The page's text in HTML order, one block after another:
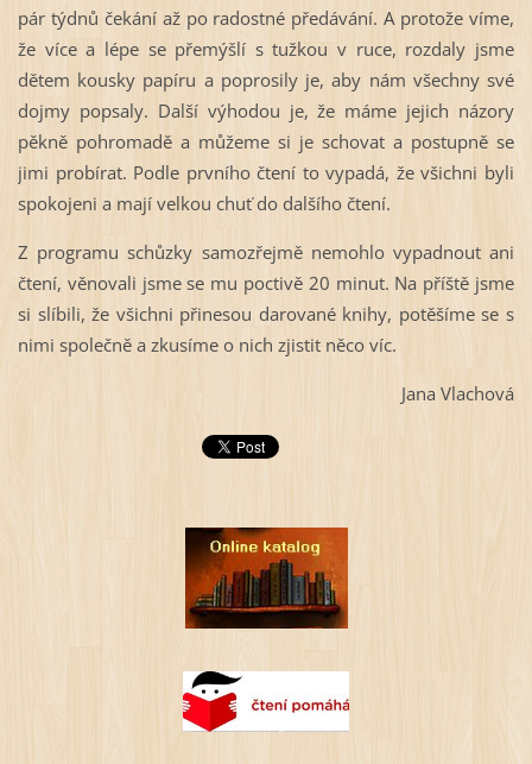
pár týdnů čekání až po radostné předávání. A protože víme,
že více a lépe se přemýšlí s tužkou v ruce, rozdaly jsme
dětem kousky papíru a poprosily je, aby nám všechny své
dojmy popsaly. Další výhodou je, že máme jejich názory
pěkně pohromadě a můžeme si je schovat a postupně se
jimi probírat. Podle prvního čtení to vypadá, že všichni byli
spokojeni a mají velkou chuť do dalšího čtení.
Z programu schůzky samozřejmě nemohlo vypadnout ani
čtení, věnovali jsme se mu poctivě 20 minut. Na příště jsme
si slíbili, že všichni přinesou darované knihy, potěšíme se s
nimi společně a zkusíme o nich zjistit něco víc.
Jana Vlachová